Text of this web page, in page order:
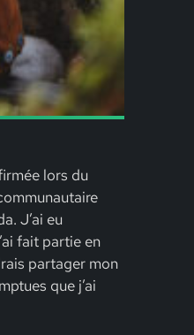
lors du
J’ai eu
fait partie en
partager mon
que j’ai